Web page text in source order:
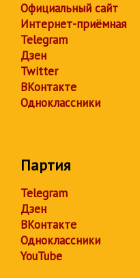
Официальный сайт
Интернет-приёмная
Telegram
Дзен
Twitter
ВКонтакте
Одноклассники
Партия
Telegram
Дзен
ВКонтакте
Одноклассники
YouTube